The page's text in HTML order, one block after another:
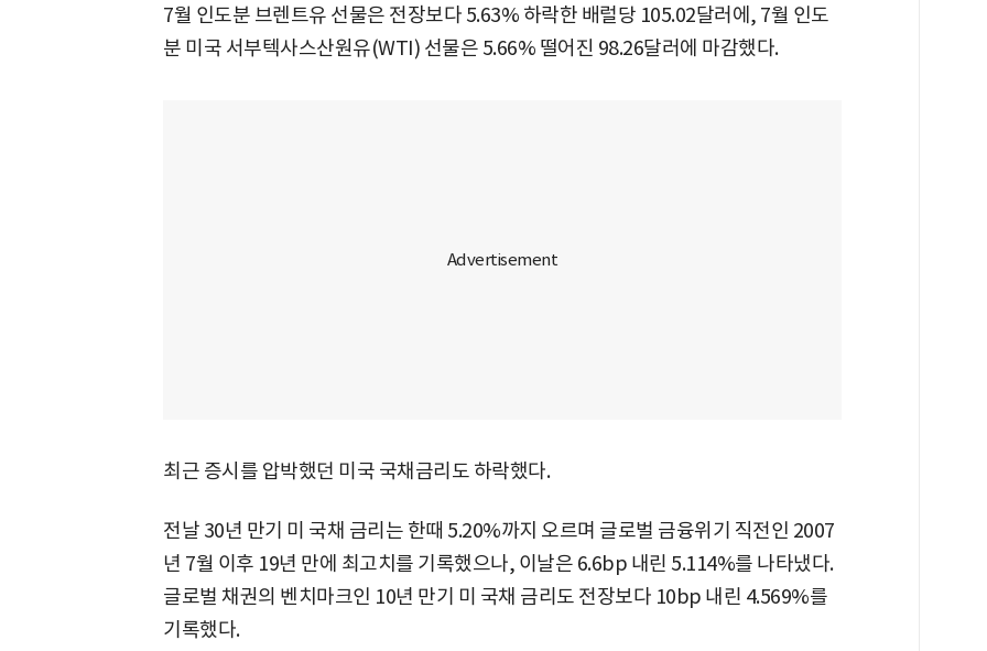
7월 인도분 브렌트유 선물은 전장보다 5.63% 하락한 배럴당 105.02달러에, 7월 인도
분 미국 서부텍사스산원유(WTI) 선물은 5.66% 떨어진 98.26달러에 마감했다.
최근 증시를 압박했던 미국 국채금리도 하락했다.
전날 30년 만기 미 국채 금리는 한때 5.20%까지 오르며 글로벌 금융위기 직전인 2007
년 7월 이후 19년 만에 최고치를 기록했으나, 이날은 6.6bp 내린 5.114%를 나타냈다.
글로벌 채권의 벤치마크인 10년 만기 미 국채 금리도 전장보다 10bp 내린 4.569%를
기록했다.